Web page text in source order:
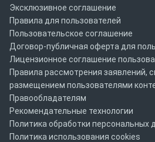
Эксклюзивное соглашение
Правила для пользователей
Пользовательское соглашение
Договор-публичная оферта для
Лицензионное соглашение
Правила рассмотрения заявлений,
размещением пользователями
Правообладателям
Рекомендательные технологии
Политика обработки персональных
Политика использования cookies